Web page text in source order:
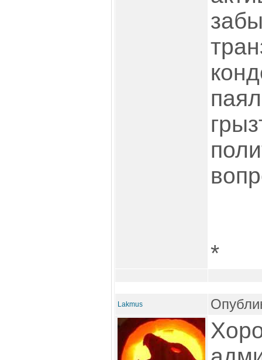
*
Lakmus